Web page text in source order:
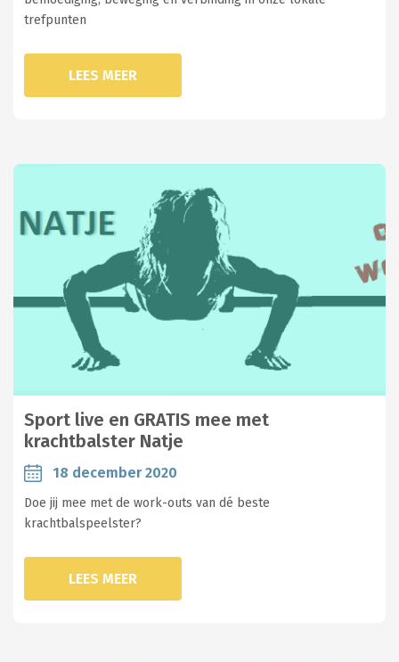
trefpunten
LEES MEER
Sport live en GRATIS mee met
krachtbalster Natje
18 december 2020
Doe jij mee met de work-outs van dé beste
krachtbalspeelster?
LEES MEER